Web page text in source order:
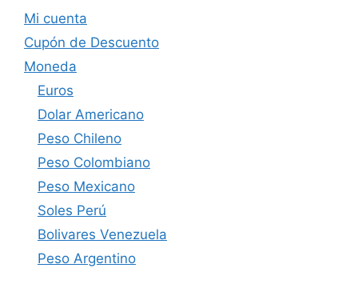
Mi cuenta
Cupón de Descuento
Moneda
Euros
Dolar Americano
Peso Chileno
Peso Colombiano
Peso Mexicano
Soles Perú
Bolivares Venezuela
Peso Argentino